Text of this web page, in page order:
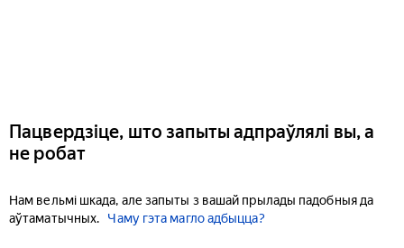
Пацвердзіце, што запыты адпраўлялі вы, а
не робат
Нам вельмі шкада, але запыты з вашай прылады падобныя да
аўтаматычных.
Чаму гэта магло адбыцца?